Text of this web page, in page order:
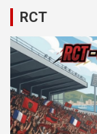
RCT